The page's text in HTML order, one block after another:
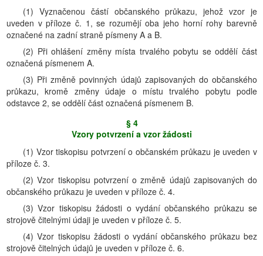
(1) Vyznačenou částí občanského průkazu, jehož vzor je
uveden v příloze č. 1, se rozumějí oba jeho horní rohy barevně
označené na zadní straně písmeny A a B.
(2) Při ohlášení změny místa trvalého pobytu se oddělí část
označená písmenem A.
(3) Při změně povinných údajů zapisovaných do občanského
průkazu, kromě změny údaje o místu trvalého pobytu podle
odstavce 2, se oddělí část označená písmenem B.
§ 4
Vzory potvrzení a vzor žádosti
(1) Vzor tiskopisu potvrzení o občanském průkazu je uveden v
příloze č. 3.
(2) Vzor tiskopisu potvrzení o změně údajů zapisovaných do
občanského průkazu je uveden v příloze č. 4.
(3) Vzor tiskopisu žádosti o vydání občanského průkazu se
strojově čitelnými údaji je uveden v příloze č. 5.
(4) Vzor tiskopisu žádosti o vydání občanského průkazu bez
strojově čitelných údajů je uveden v příloze č. 6.